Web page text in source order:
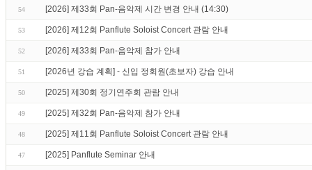
54 [2026] 제33회 Pan-음악제 시간 변경 안내 (14:30)
53 [2026] 제12회 Panflute Soloist Concert 관람 안내
52 [2026] 제33회 Pan-음악제 참가 안내
51 [2026년 강습 계획] - 신입 정회원(초보자) 강습 안내
50 [2025] 제30회 정기연주회 관람 안내
49 [2025] 제32회 Pan-음악제 참가 안내
48 [2025] 제11회 Panflute Soloist Concert 관람 안내
47 [2025] Panflute Seminar 안내